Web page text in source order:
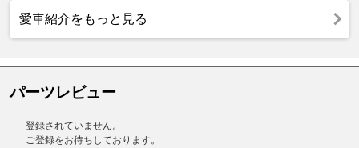
愛車紹介をもっと見る
パーツレビュー
登録されていません。
ご登録をお待ちしております。